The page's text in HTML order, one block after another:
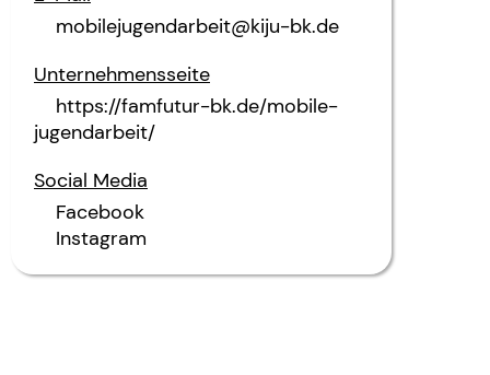
mobilejugendarbeit@kiju-bk.de
Unternehmensseite
https://famfutur-bk.de/mobile-
jugendarbeit/
Social Media
Facebook
Instagram